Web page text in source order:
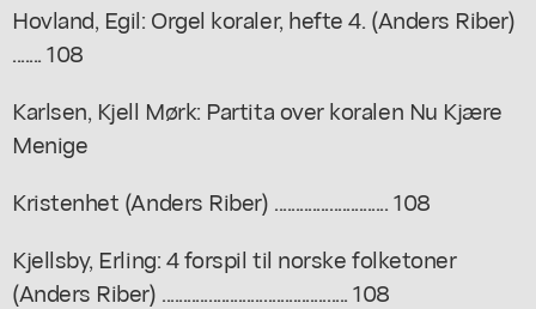
Hovland, Egil: Orgel koraler, hefte 4. (Anders Riber)
....... 108
Karlsen, Kjell Mørk: Partita over koralen Nu Kjære
Menige
Kristenhet (Anders Riber) ........................... 108
Kjellsby, Erling: 4 forspil til norske folketoner
(Anders Riber) ............................................ 108